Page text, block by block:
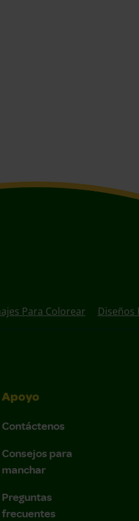
Para Colorear Diseños
Apoyo
Contáctenos
Consejos para
manchar
Preguntas
frecuentes